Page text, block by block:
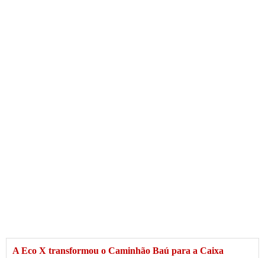
A Eco X transformou o Caminhão Baú para a Caixa